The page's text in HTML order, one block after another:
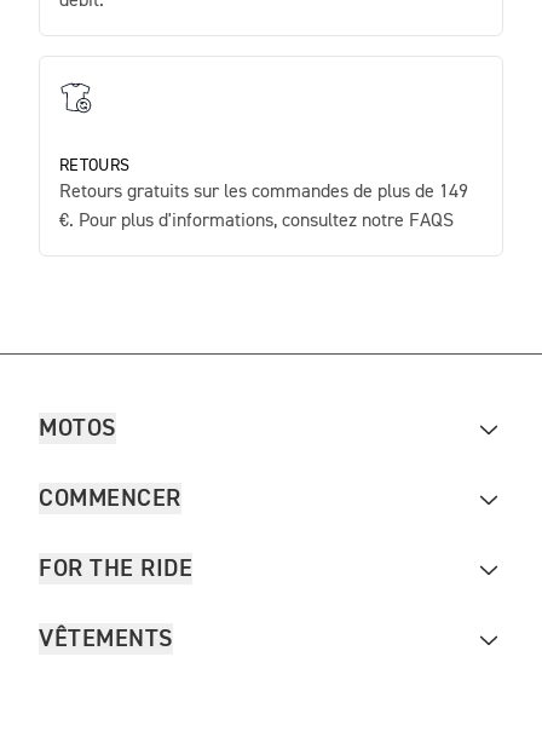
RETOURS
Retours gratuits sur les commandes de plus de 149
€. Pour plus d'informations, consultez notre FAQS
MOTOS
COMMENCER
FOR THE RIDE
VÊTEMENTS